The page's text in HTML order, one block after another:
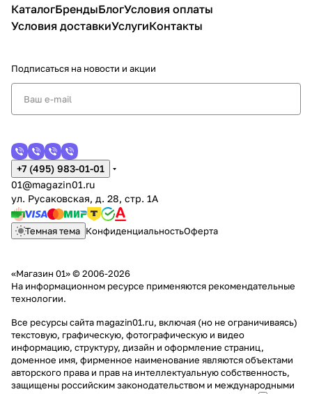
КаталогБрендыБлогУсловия оплаты
Условия доставкиУслугиКонтакты
Подписаться на новости и акции
+7 (495) 983-01-01
01@magazin01.ru
ул. Русаковская, д. 28, стр. 1А
Темная тема КонфиденциальностьОферта
«Магазин 01» © 2006-2026
На информационном ресурсе применяются рекомендательные
технологии.
Все ресурсы сайта magazin01.ru, включая (но не ограничиваясь)
текстовую, графическую, фотографическую и видео
информацию, структуру, дизайн и оформление страниц,
доменное имя, фирменное наименование являются объектами
авторского права и прав на интеллектуальную собственность,
защищены российским законодательством и международными